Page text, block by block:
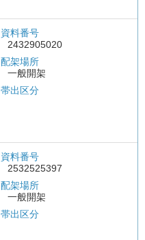
資料番号
2432905020
配架場所
一般開架
帯出区分
資料番号
2532525397
配架場所
一般開架
帯出区分